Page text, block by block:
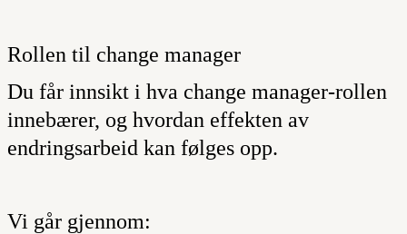
Rollen til change manager
Du får innsikt i hva change manager-rollen
innebærer, og hvordan effekten av
endringsarbeid kan følges opp.
Vi går gjennom: